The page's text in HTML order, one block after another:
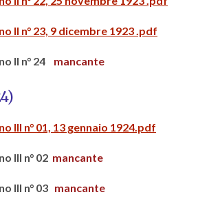
II n° 23, 9 dicembre 1923 .pdf
II n° 24 mancante
III n° 01, 13 gennaio 1924.pdf
III n° 02 mancante
III n° 03 mancante